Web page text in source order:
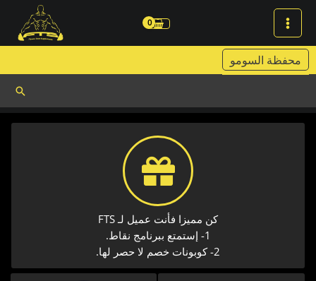
تخطي
المحتوى
محفظة السومو
كن مميزا فأنت عميل لـ FTS
1- إستمتع ببرنامج نقاط.
2- كوبونات خصم لا حصر لها.